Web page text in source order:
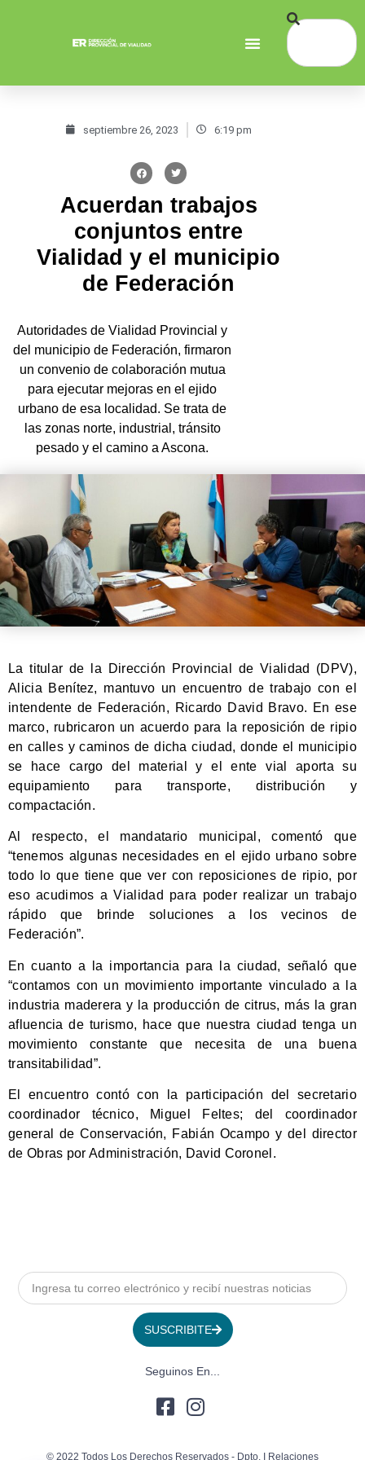
septiembre 26, 2023 6:19 pm
Acuerdan trabajos
conjuntos entre
Vialidad y el municipio
de Federación
Autoridades de Vialidad Provincial y
del municipio de Federación, firmaron
un convenio de colaboración mutua
para ejecutar mejoras en el ejido
urbano de esa localidad. Se trata de
las zonas norte, industrial, tránsito
pesado y el camino a Ascona.
La titular de la Dirección Provincial de Vialidad (DPV),
Alicia Benítez, mantuvo un encuentro de trabajo con el
intendente de Federación, Ricardo David Bravo. En ese
marco, rubricaron un acuerdo para la reposición de ripio
en calles y caminos de dicha ciudad, donde el municipio
se hace cargo del material y el ente vial aporta su
equipamiento para transporte, distribución y
compactación.
Al respecto, el mandatario municipal, comentó que
“tenemos algunas necesidades en el ejido urbano sobre
todo lo que tiene que ver con reposiciones de ripio, por
eso acudimos a Vialidad para poder realizar un trabajo
rápido que brinde soluciones a los vecinos de
Federación”.
En cuanto a la importancia para la ciudad, señaló que
“contamos con un movimiento importante vinculado a la
industria maderera y la producción de citrus, más la gran
afluencia de turismo, hace que nuestra ciudad tenga un
movimiento constante que necesita de una buena
transitabilidad”.
El encuentro contó con la participación del secretario
coordinador técnico, Miguel Feltes; del coordinador
general de Conservación, Fabián Ocampo y del director
de Obras por Administración, David Coronel.
SUSCRIBITE
Seguinos En...
© 2022 Todos Los Derechos Reservados - Dpto. I Relaciones